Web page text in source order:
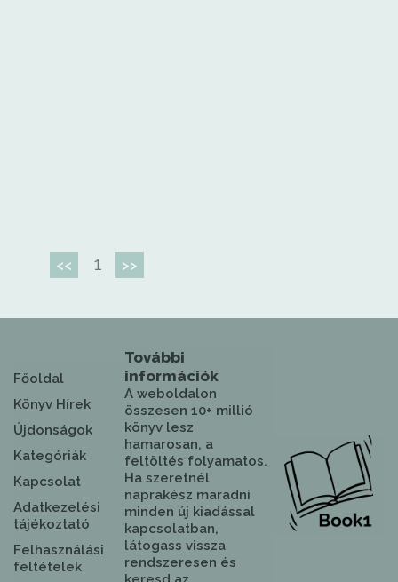
<< 1 >>
Főoldal
Könyv Hírek
Újdonságok
Kategóriák
Kapcsolat
Adatkezelési
tájékoztató
Felhasználási
feltételek
További
információk
A weboldalon
összesen 10+ millió
könyv lesz
hamarosan, a
feltöltés folyamatos.
Ha szeretnél
naprakész maradni
minden új kiadással
kapcsolatban,
látogass vissza
rendszeresen és